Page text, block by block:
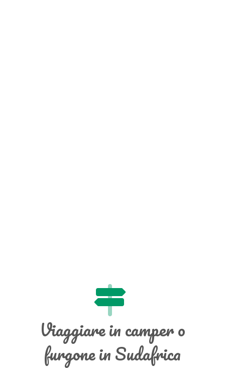
Viaggiare in camper o
furgone in Sudafrica